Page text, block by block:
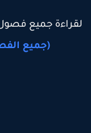
جميع فصول
(جميع